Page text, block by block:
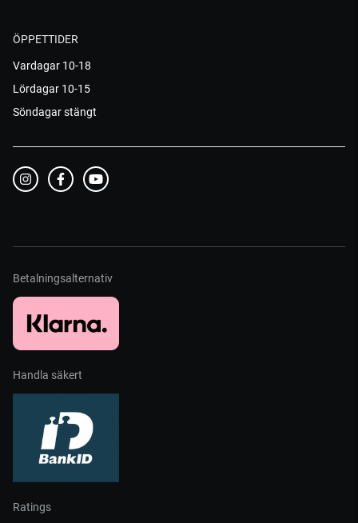
ÖPPETTIDER
Vardagar 10-18
Lördagar 10-15
Söndagar stängt
Betalningsalternativ
Handla säkert
Ratings